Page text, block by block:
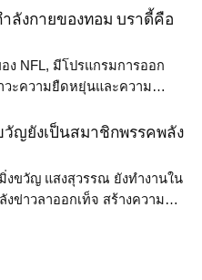
องที่ต้องให้ความสนใจโดยเร็ว
าวเร่งด่วนที่ต้องถูกส่งออกไป
ได้รับรู้ข้อมูลในเวลาที่ตรง. ดัง
งด่วน' ก่อนข่าวจึงเป็นวิธีที่ได้
สงค์นี้.
ลังกายของทอม บราดี้คือ
ง NFL, มีโปรแกรมการออก
วะความยืดหยุ่นและความ
รออกกำลังกายด้วยน้ำหนักตัว
ข็งแกร่ง, และการทำงานร่วม
กับการฟื้นฟูและการป้องกันการ
มยังให้ความสำคัญกับการทาน
บสนุนการฟื้นฟูและการฟิตเนส.
ญยังเป็นสมาชิกพรรคพลัง
งขวัญ แสงสุวรรณ ยังทำงานใน
ข่าวลาออกเท็จ สร้างความ